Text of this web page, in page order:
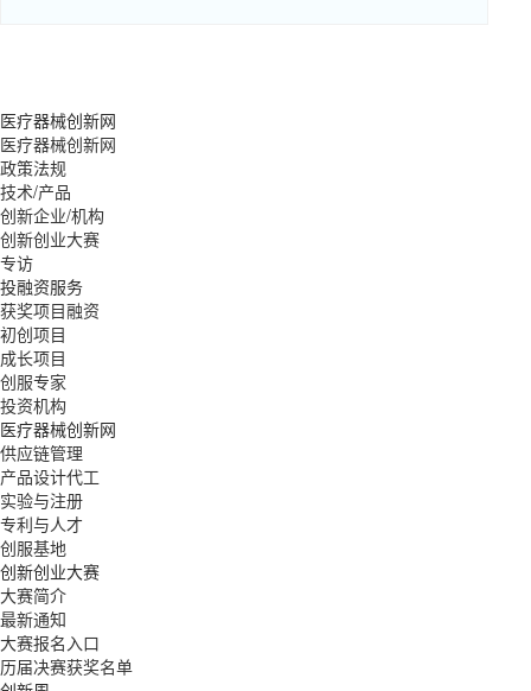
医疗器械创新网
医疗器械创新网
政策法规
技术/产品
创新企业/机构
创新创业大赛
专访
投融资服务
获奖项目融资
初创项目
成长项目
创服专家
投资机构
医疗器械创新网
供应链管理
产品设计代工
实验与注册
专利与人才
创服基地
创新创业大赛
大赛简介
最新通知
大赛报名入口
历届决赛获奖名单